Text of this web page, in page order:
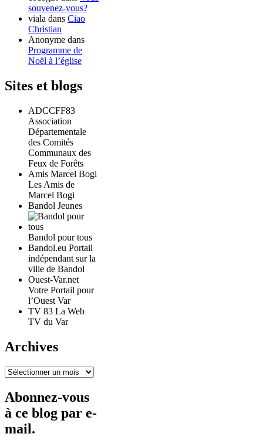
souvenez-vous?
viala dans Ciao
Christian
Anonyme dans
Programme de
Noël à l’église
Sites et blogs
ADCCFF83
Association
Départementale
des Comités
Communaux des
Feux de Forêts
Amis Marcel Bogi
Les Amis de
Marcel Bogi
Bandol Jeunes
Bandol pour tous
Bandol.eu Portail
indépendant sur la
ville de Bandol
Ouest-Var.net
Votre Portail pour
l’Ouest Var
TV 83 La Web
TV du Var
Archives
Archives
Abonnez-vous
à ce blog par e-
mail.